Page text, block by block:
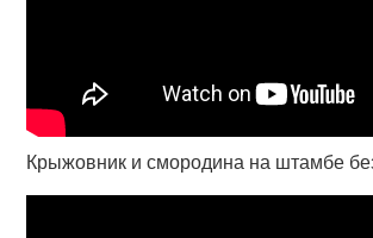
Крыжовник и смородина на штамбе